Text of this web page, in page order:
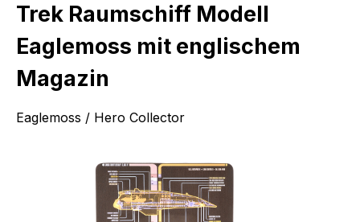
Trek Raumschiff Modell
Eaglemoss mit englischem
Magazin
Eaglemoss / Hero Collector